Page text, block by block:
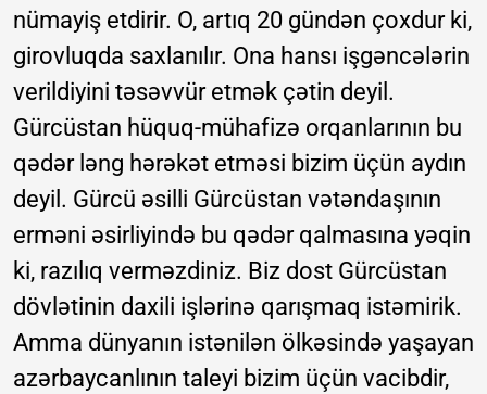
nümayiş etdirir. O, artıq 20 gündən çoxdur ki,
girovluqda saxlanılır. Ona hansı işgəncələrin
verildiyini təsəvvür etmək çətin deyil.
Gürcüstan hüquq-mühafizə orqanlarının bu
qədər ləng hərəkət etməsi bizim üçün aydın
deyil. Gürcü əsilli Gürcüstan vətəndaşının
erməni əsirliyində bu qədər qalmasına yəqin
ki, razılıq verməzdiniz. Biz dost Gürcüstan
dövlətinin daxili işlərinə qarışmaq istəmirik.
Amma dünyanın istənilən ölkəsində yaşayan
azərbaycanlının taleyi bizim üçün vacibdir,